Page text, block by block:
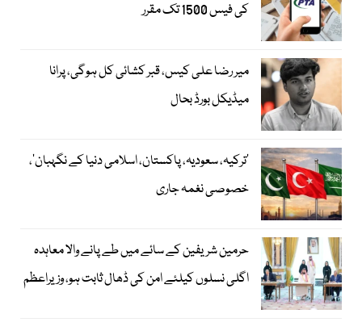
کی فیس 1500 تک مقرر
میر رضا علی کیس، قبر کشائی کل ہوگی، پرانا
میڈیکل بورڈ بحال
‘ترکیہ، سعودیہ، پاکستان، اسلامی دنیا کے نگہبان’،
خصوصی نغمہ جاری
حرمین شریفین کے سائے میں طے پانے والا معاہدہ
اگلی نسلوں کیلئے امن کی ڈھال ثابت ہو، وزیراعظم